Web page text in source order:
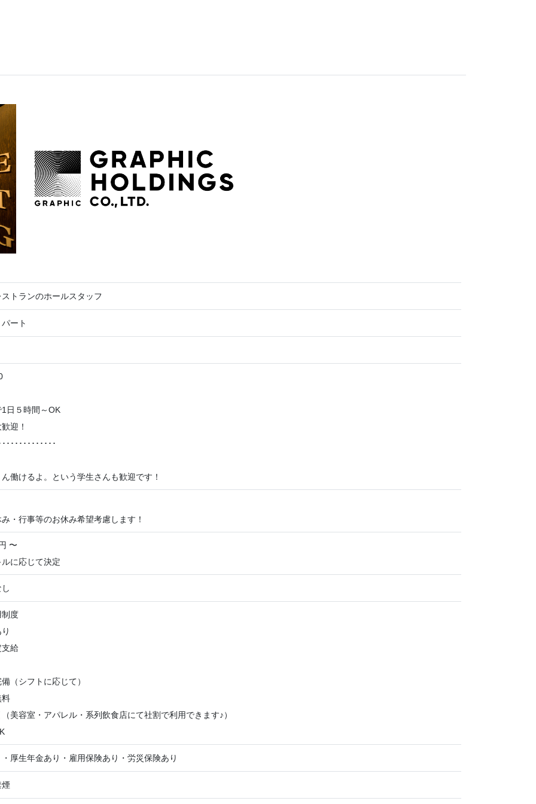
トランのホールスタッフ
ート
日５時間～OK
迎！
････････････
働けるよ。という学生さんも歓迎です！
・行事等のお休み希望考慮します！
〜
に応じて決定
制度
支給
（シフトに応じて）
料
美容室・アパレル・系列飲食店にて社割で利用できます♪）
厚生年金あり・雇用保険あり・労災保険あり